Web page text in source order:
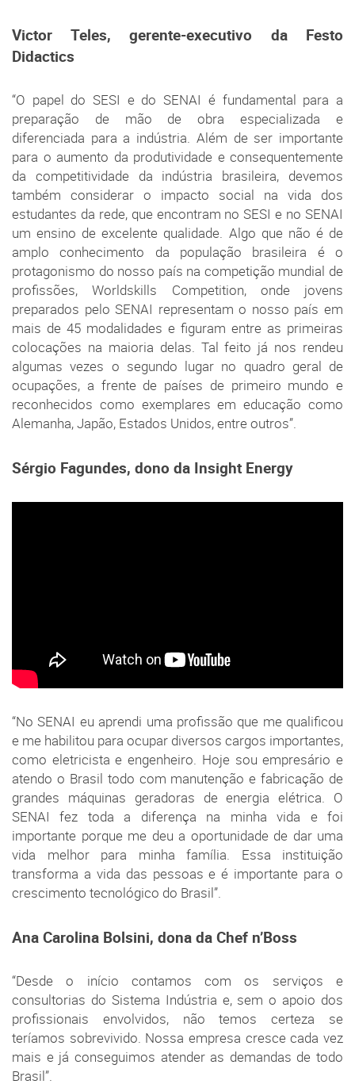
Victor Teles, gerente-executivo da Festo
Didactics
“O papel do SESI e do SENAI é fundamental para a
preparação de mão de obra especializada e
diferenciada para a indústria. Além de ser importante
para o aumento da produtividade e consequentemente
da competitividade da indústria brasileira, devemos
também considerar o impacto social na vida dos
estudantes da rede, que encontram no SESI e no SENAI
um ensino de excelente qualidade. Algo que não é de
amplo conhecimento da população brasileira é o
protagonismo do nosso país na competição mundial de
profissões, Worldskills Competition, onde jovens
preparados pelo SENAI representam o nosso país em
mais de 45 modalidades e figuram entre as primeiras
colocações na maioria delas. Tal feito já nos rendeu
algumas vezes o segundo lugar no quadro geral de
ocupações, a frente de países de primeiro mundo e
reconhecidos como exemplares em educação como
Alemanha, Japão, Estados Unidos, entre outros”.
Sérgio Fagundes, dono da Insight Energy
“No SENAI eu aprendi uma profissão que me qualificou
e me habilitou para ocupar diversos cargos importantes,
como eletricista e engenheiro. Hoje sou empresário e
atendo o Brasil todo com manutenção e fabricação de
grandes máquinas geradoras de energia elétrica. O
SENAI fez toda a diferença na minha vida e foi
importante porque me deu a oportunidade de dar uma
vida melhor para minha família. Essa instituição
transforma a vida das pessoas e é importante para o
crescimento tecnológico do Brasil”.
Ana Carolina Bolsini, dona da Chef n’Boss
“Desde o início contamos com os serviços e
consultorias do Sistema Indústria e, sem o apoio dos
profissionais envolvidos, não temos certeza se
teríamos sobrevivido. Nossa empresa cresce cada vez
mais e já conseguimos atender as demandas de todo
Brasil”.